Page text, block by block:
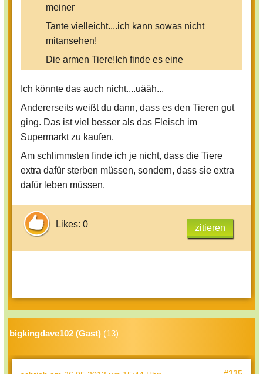
meiner
Tante vielleicht....ich kann sowas nicht
mitansehen!
Die armen Tiere!Ich finde es eine
man Tiere schlachtet,findest du dass
nicht traurig oder ekelig
mitanzusehen wie die Tiere leiden
müssen?
Ich könnte das auch nicht....uääh...
Andererseits weißt du dann, dass es den Tieren gut
ging. Das ist viel besser als das Fleisch im
Supermarkt zu kaufen.
Am schlimmsten finde ich je nicht, dass die Tiere
extra dafür sterben müssen, sondern, dass sie extra
dafür leben müssen.
Likes: 0 zitieren
bigkingdave102 (Gast) (13)